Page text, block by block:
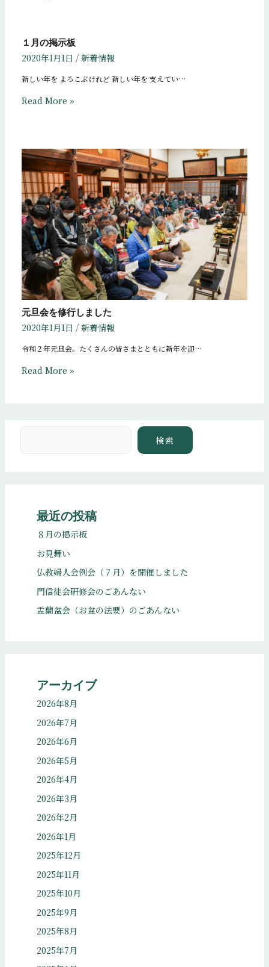
１月の掲示板
2020年1月1日 / 新着情報
新しい年を よろこぶけれど 新しい年を 支えてい…
Read More »
元旦会を修行しました
2020年1月1日 / 新着情報
令和２年元旦会。たくさんの皆さまとともに新年を迎…
Read More »
検索
最近の投稿
８月の掲示板
お見舞い
仏教婦人会例会（７月）を開催しました
門信徒会研修会のごあんない
盂蘭盆会（お盆の法要）のごあんない
アーカイブ
2026年8月
2026年7月
2026年6月
2026年5月
2026年4月
2026年3月
2026年2月
2026年1月
2025年12月
2025年11月
2025年10月
2025年9月
2025年8月
2025年7月